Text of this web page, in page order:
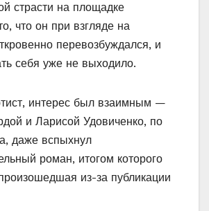
страсти на площадке
что он при взгляде на
перевозбуждался, и
себя уже не выходило.
интерес был взаимным —
и Ларисой Удовиченко, по
даже вспыхнул
роман, итогом которого
из-за публикации